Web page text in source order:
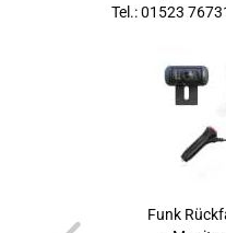
Tel.: 01523
Funk